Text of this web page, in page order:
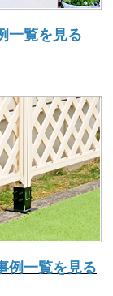
一覧を見る
例一覧を見る